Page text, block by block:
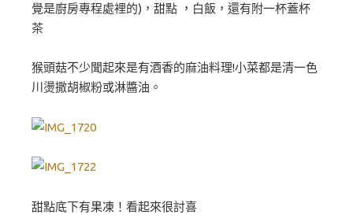
覺是廚房專程處裡的)，甜點 ，白飯，還有附一杯蓋杯
茶
猴頭菇不少聞起來是有酒香的麻油料理!小菜都是清一色
川燙撒胡椒粉或淋醬油。
甜點底下有果凍！看起來很討喜